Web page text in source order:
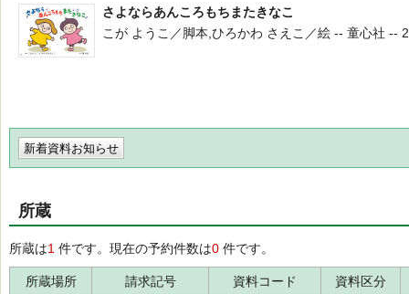
さよならあんころもちまたきなこ
こが ようこ／脚本,ひろかわ さえこ／絵 -- 童心社 --
新着資料お知らせ
所蔵
所蔵は1 件です。現在の予約件数は0 件です。
所蔵場所 請求記号 資料コード 資料区分